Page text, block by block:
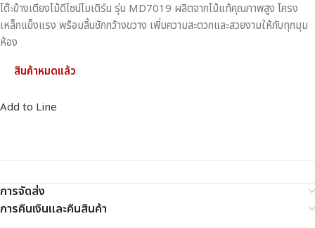
โต๊ะข้างเตียงไม้ดีไซน์โมเดิร์น รุ่น MD7019 ผลิตจากไม้แท้คุณภาพสูง โครง
เหล็กแข็งแรง พร้อมลิ้นชักกว้างขวาง เพิ่มความสะดวกและสวยงามให้กับทุกมุม
ห้อง
สินค้าหมดแล้ว
Add to Line
การจัดส่ง
การคืนเงินและคืนสินค้า